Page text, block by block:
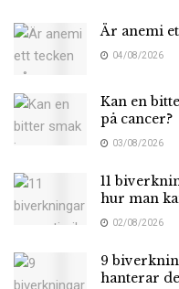
Är anemi
04/08/2026
Kan en
på cancer?
03/08/2026
11
hur man
02/08/2026
9
hanterar